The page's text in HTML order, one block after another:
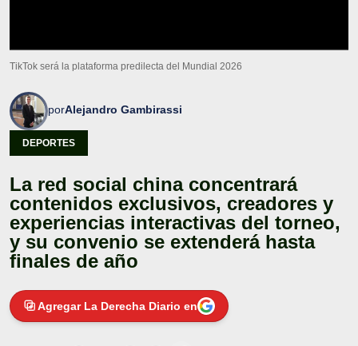
TikTok será la plataforma predilecta del Mundial 2026
porAlejandro Gambirassi
DEPORTES
La red social china concentrará
contenidos exclusivos, creadores y
experiencias interactivas del torneo,
y su convenio se extenderá hasta
finales de año
Agregar La Derecha Diario en